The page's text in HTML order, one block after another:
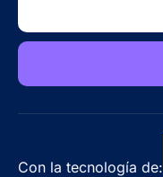
Con la tecnología de: